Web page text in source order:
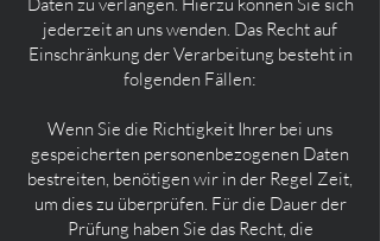
jederzeit an uns wenden. Das Recht auf
Einschränkung der Verarbeitung besteht in
folgenden Fällen:
Wenn Sie die Richtigkeit Ihrer bei uns
gespeicherten personenbezogenen Daten
bestreiten, benötigen wir in der Regel Zeit,
um dies zu überprüfen. Für die Dauer der
Prüfung haben Sie das Recht, die